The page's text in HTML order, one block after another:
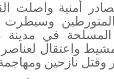
أمنية واصلت
المتورطين
المسلحة في
واعتقال
وقتل نازحين